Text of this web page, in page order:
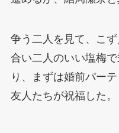
争う二人を見て、こ
合い二人のいい塩梅
り、まずは婚前パー
友人たちが祝福した。